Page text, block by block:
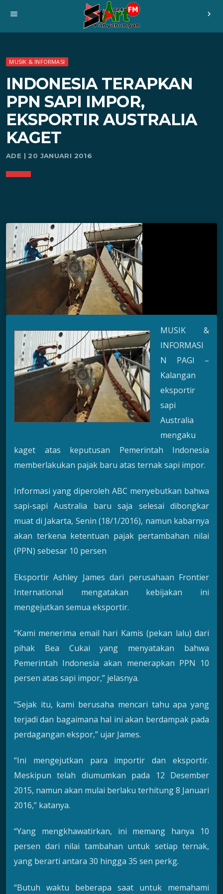
menu chevron_right
MUSIK & INFORMASI
INDONESIA TERAPKAN
PPN SAPI IMPOR,
EKSPORTIR AUSTRALIA
KAGET
ADE | 20 JANUARI 2016
MUSIK &
INFORMASI
N PAGI –
Kalangan
eksportir
sapi
Australia
mengaku
kaget atas keputusan Pemerintah Indonesia
memberlakukan pajak baru atas ternak sapi impor.
Informasi yang diperoleh ABC menyebutkan bahwa
sapi-sapi Australia baru saja selesai dibongkar
muat di Jakarta, Senin (18/1/2016), namun kabarnya
akan terkena ketentuan pajak pertambahan nilai
(PPN) sebesar 10 persen
Eksportir Ashley James dari perusahaan Frontier
International mengatakan kebijakan ini
mengejutkan semua eksportir.
“Kami menerima email hari Kamis (pekan lalu) dari
pihak Bea Cukai yang menyatakan bahwa
Pemerintah Indonesia akan menerapkan PPN 10
persen atas sapi impor,” jelasnya.
“Sejak itu, kami berusaha mencari tahu apa yang
terjadi dan bagaimana hal ini akan berdampak pada
perdagangan ekspor,” ujar James.
“Ini mengejutkan para importir dan eksportir.
Meskipun telah diumumkan pada 12 Desember
2015, namun akan mulai berlaku terhitung 8 Januari
2016,” katanya.
“Yang mengkhawatirkan, ini memang hanya 10
persen dari nilai tambahan untuk setiap ternak,
yang berarti antara 30 hingga 35 sen perkg.
“Butuh waktu beberapa saat untuk memahami